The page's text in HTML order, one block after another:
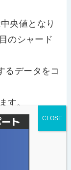
央値となり
のシャード
るデータをコ
す。
です。